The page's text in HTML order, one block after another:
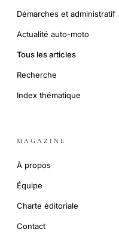
Démarches et administratif
Actualité auto-moto
Tous les articles
Recherche
Index thématique
MAGAZINE
À propos
Équipe
Charte éditoriale
Contact